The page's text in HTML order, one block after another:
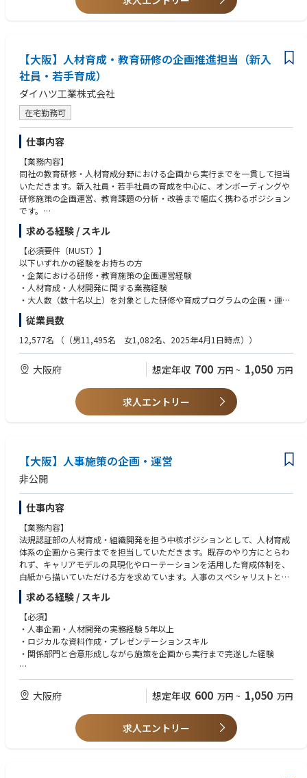
【大阪】人材育成・教育研修の企画推進担当（新入
社員・若手育成）
ダイハツ工業株式会社
在宅勤務可
仕事内容
【業務内容】
同社の教育研修・人材育成分野における企画から実行までを一貫して担当
いただきます。新入社員・若手社員の育成を中心に、オンボーディングや
研修施策の企画運営、教育課題の分析・改善まで幅広く携わるポジション
です。
具体的には、
・人事制度改定に伴う教育体系の再構築
・新入社員および若手社員向けオンボーディング施策の企画・運営
・新入社員受入研修（年間約250名規模）の企画・運営
・販売実習や工場実習の準備、運営およびフォローアップ
・内定者フォロー施策（イベント・研修等）の企画運営
・2年目社員向け研修（問題解決テーマ取組み）の企画・運営
・教育施策に関する課題調査、分析、改善提案
などをご担当いただきます。ご経験や適性に応じて担当領域を決定します
が、教育プログラムの企画・運営だけでなく、教育課題の分析や改善提案
まで主体的に推進いただくことを期待しています。将来的には教育体系全
体の企画や組織開発施策の推進にも携わることが可能です。
【仕事のやりがい、魅力】
年間約250名の新入社員育成に携わり、入社時研修から配属後のフォロー
連携しながら人材育成を推進し、組織開発や人材戦略にも関わることで、
教育研修の専門性を高めながらキャリアの幅を広げられる環境です。
【働き方】
・在宅勤務：業務状況に応じて可能。
求める経験 / スキル
【必須要件（MUST）】
以下いずれかの経験をお持ちの方
・企業における研修・教育施策の企画運営経験
・人材育成・人材開発に関する業務経験
・大人数（数十名以上）を対象とした研修や育成プログラムの企画・運営
経験
・新人の教育指導および社内各部署や外部業者など様々な関係者との調整
折衝を苦にしないコミュニケーション力
【歓迎要件（WANT）】
・教育研修の実務経験
・製造業での人事経験
従業員数
12,577名 （（男11,495名 女1,082名、2025年4月1日時点））
大阪府 想定年収 700 万円 ~ 1,050 万円
求人エントリー
【大阪】人事施策の企画・運営
非公開
仕事内容
【業務内容】
法規認証部の人材育成・組織開発を担う中核ポジションとして、人材育成
体系の企画から実行までを担当していただきます。既存のやり方にとらわ
れず、キャリアモデルの具現化やローテーションを活用した育成体制を、
白紙から描いていただける方を求めています。人事のスペシャリストとし
ての知見を活かしながら、法規認証業務の特性を理解している現場メンバ
ーと協力し、部の未来を共につくっていただくポジションです。
▼具体的な業務内容
・キャリアモデルの具現化:将来像を可視化し、組合員期から管理職期まで
の成長ステップを設計します。
・ローテーション計画の立案・運営:部内および部外との計画的な人材ロー
・人材育成施策の企画・実行:タレントマネジメントシステムの情報を活用
しながら、どのように人材を育成していくかの施策を考え、実行していた
・チームリーダーとしてのマネジメント:将来のグループリーダー候補とし
て、チームを牽引していただきます。
求める経験 / スキル
【必須】
・人事企画・人材開発の実務経験 5年以上
・ロジカルな資料作成・プレゼンテーションスキル
・関係部門と合意形成しながら施策を企画から実行まで完遂した経験
【歓迎】
・製造業(特に自動車・輸送機器業界)での人事企画経験
・キャリアモデル設計、人材ローテーション運用の実務経験
・100名以上規模の組織における人材育成体系の構築経験
大阪府 想定年収 600 万円 ~ 1,050 万円
求人エントリー